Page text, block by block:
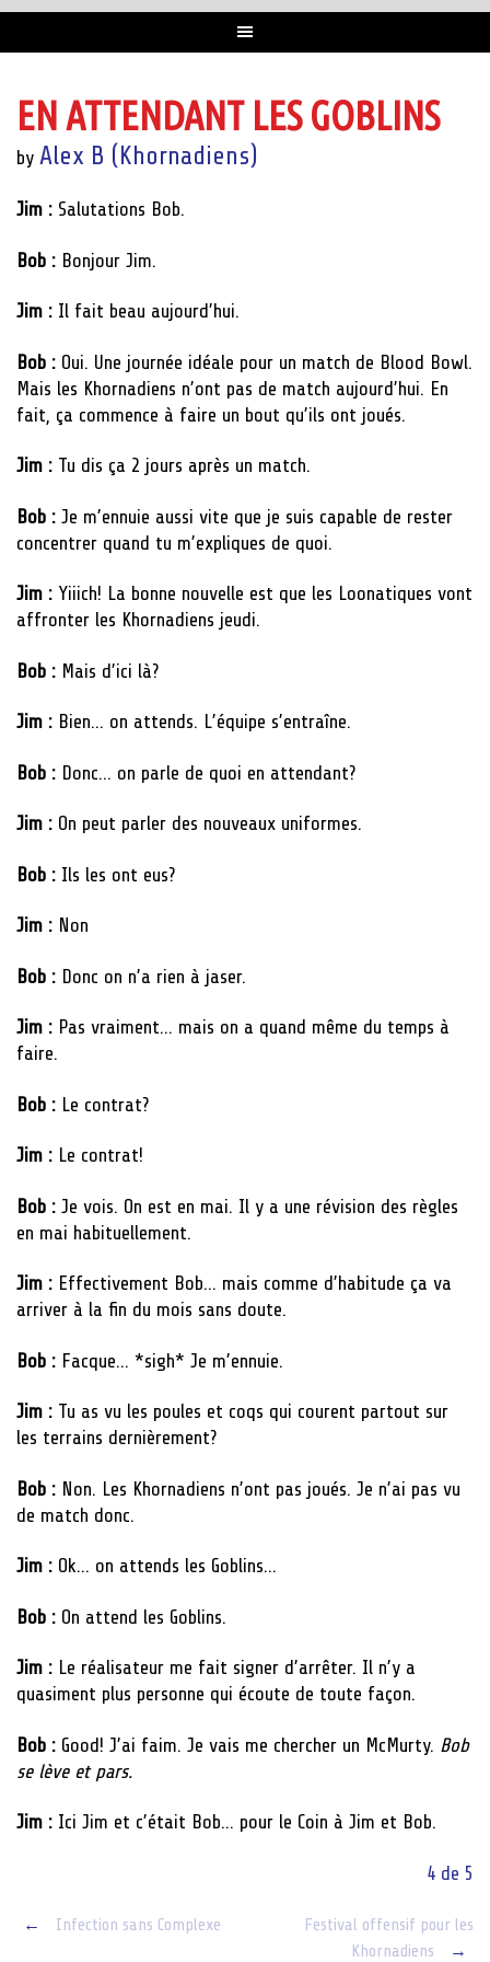
EN ATTENDANT LES GOBLINS
by Alex B (Khornadiens)
Jim : Salutations Bob.
Bob : Bonjour Jim.
Jim : Il fait beau aujourd’hui.
Bob : Oui. Une journée idéale pour un match de Blood Bowl.
Mais les Khornadiens n’ont pas de match aujourd’hui. En
fait, ça commence à faire un bout qu’ils ont joués.
Jim : Tu dis ça 2 jours après un match.
Bob : Je m’ennuie aussi vite que je suis capable de rester
concentrer quand tu m’expliques de quoi.
Jim : Yiiich! La bonne nouvelle est que les Loonatiques vont
affronter les Khornadiens jeudi.
Bob : Mais d’ici là?
Jim : Bien… on attends. L’équipe s’entraîne.
Bob : Donc… on parle de quoi en attendant?
Jim : On peut parler des nouveaux uniformes.
Bob : Ils les ont eus?
Jim : Non
Bob : Donc on n’a rien à jaser.
Jim : Pas vraiment… mais on a quand même du temps à
faire.
Bob : Le contrat?
Jim : Le contrat!
Bob : Je vois. On est en mai. Il y a une révision des règles
en mai habituellement.
Jim : Effectivement Bob… mais comme d’habitude ça va
arriver à la fin du mois sans doute.
Bob : Facque… *sigh* Je m’ennuie.
Jim : Tu as vu les poules et coqs qui courent partout sur
les terrains dernièrement?
Bob : Non. Les Khornadiens n’ont pas joués. Je n’ai pas vu
de match donc.
Jim : Ok… on attends les Goblins…
Bob : On attend les Goblins.
Jim : Le réalisateur me fait signer d’arrêter. Il n’y a
quasiment plus personne qui écoute de toute façon.
Bob : Good! J’ai faim. Je vais me chercher un McMurty. Bob
se lève et pars.
Jim : Ici Jim et c’était Bob… pour le Coin à Jim et Bob.
4 de 5
Post
← Infection sans Complexe
Festival offensif pour les
Khornadiens
→